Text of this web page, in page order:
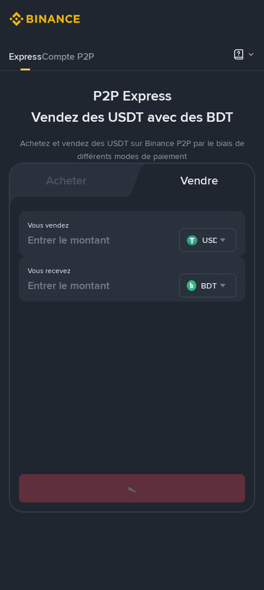
ExpressCompte P2P
P2P Express
Vendez des USDT avec des BDT
Achetez et vendez des USDT sur Binance P2P par le biais de
différents modes de paiement
Acheter Vendre
Vous recevez
BDT
Vous vendez
USDT